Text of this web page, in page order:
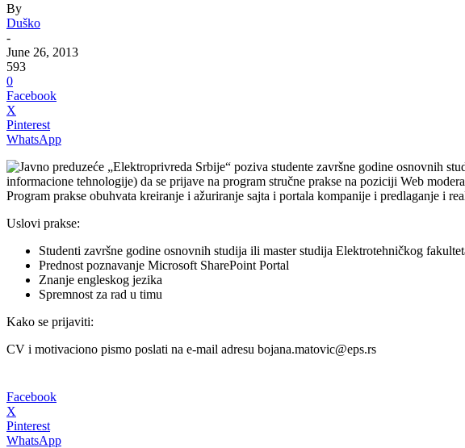
By
Duško
-
June 26, 2013
593
0
Facebook
X
Pinterest
WhatsApp
Javno preduzeće „Elektroprivreda Srbije“ poziva studente završne godine osnovnih
informacione tehnologije) da se prijave na program stručne prakse na poziciji Web
Program prakse obuhvata kreiranje i ažuriranje sajta i portala kompanije i predlaganje i
Uslovi prakse:
Studenti završne godine osnovnih studija ili master studija Elektrotehničkog
Prednost poznavanje Microsoft SharePoint Portal
Znanje engleskog jezika
Spremnost za rad u timu
Kako se prijaviti:
CV i motivaciono pismo poslati na e-mail adresu bojana.matovic@eps.rs
Facebook
X
Pinterest
WhatsApp